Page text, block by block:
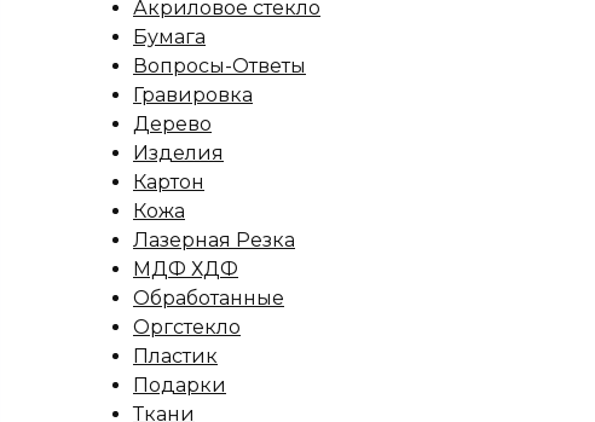
Акриловое стекло
Бумага
Вопросы-Ответы
Гравировка
Дерево
Изделия
Картон
Кожа
Лазерная Резка
МДФ ХДФ
Обработанные
Оргстекло
Пластик
Подарки
Ткани